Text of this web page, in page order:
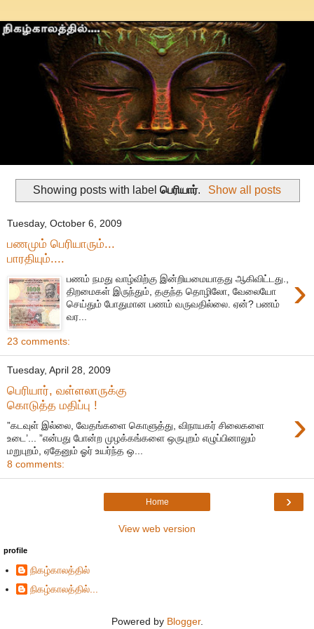
Showing posts with labelபெரியார். Show all posts
Tuesday, October 6, 2009
பணமும் பெரியாரும்...
பாரதியும்....
›
பணம் நமது வாழ்விற்கு இன்றியமையாதது ஆகிவிட்டது.,
திறமைகள் இருந்தும், தகுந்த தொழிலோ, வேலையோ
செய்தும் போதுமான பணம் வருவதில்லை. ஏன்? பணம்
வர...
23 comments:
Tuesday, April 28, 2009
பெரியார், வள்ளலாருக்கு
கொடுத்த மதிப்பு !
›
”கடவுள் இல்லை, வேதங்களை கொளுத்து, விநாயகர் சிலைகளை
உடை’... ”என்பது போன்ற முழக்கங்களை ஒருபுறம் எழுப்பினாலும்
மறுபுறம், ஏதேனும் ஓர் உயர்ந்த ஒ...
8 comments:
›
Home
View web version
profile
நிகழ்காலத்தில்
நிகழ்காலத்தில்...
Powered by Blogger.